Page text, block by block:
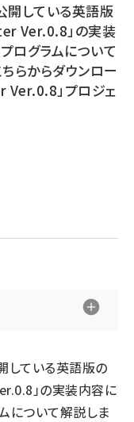
開している英語版
Ver.0.8」の実装
ログラムについて
らからダウンロー
Ver.0.8」プロジェ
している英語版の
」の実装内容に
について解説しま